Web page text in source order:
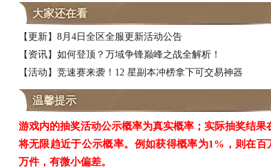
大家还在看
【更新】8月4日全区全服更新活动公告
【资讯】如何登顶？万域争锋巅峰之战全解析！
【活动】竞速赛来袭！12 星副本冲榜拿下可交易神器
温馨提示
游戏内的抽奖活动公示概率为真实概率；实际抽奖结
将无限趋近于公示概率。例如获得概率为1%，则在百
万件，有微小偏差。